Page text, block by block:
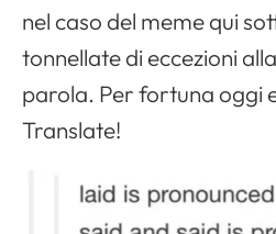
nel caso del meme qui
tonnellate di eccezioni
parola. Per fortuna oggi
Translate!